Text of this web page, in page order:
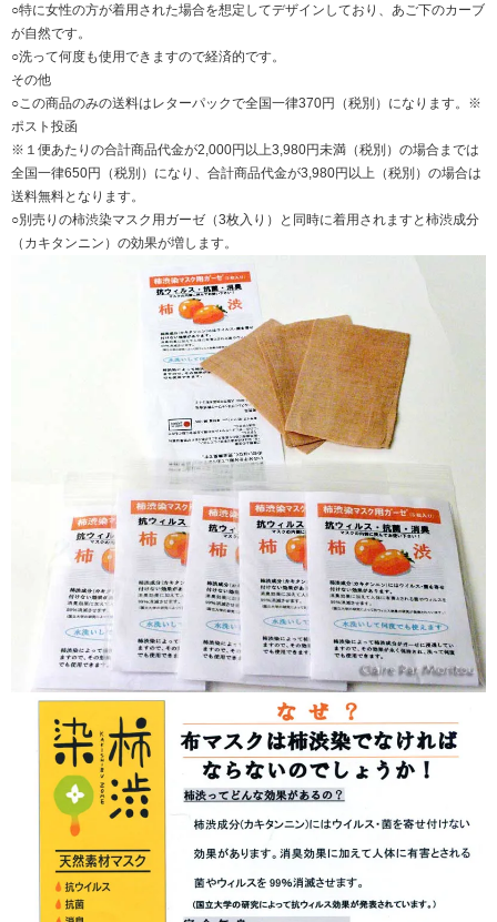
○特に女性の方が着用された場合を想定してデザインしており、あご下のカーブ
が自然です。
○洗って何度も使用できますので経済的です。
その他
○この商品のみの送料はレターパックで全国一律370円（税別）になります。※
ポスト投函
※１便あたりの合計商品代金が2,000円以上3,980円未満（税別）の場合までは
全国一律650円（税別）になり、合計商品代金が3,980円以上（税別）の場合は
送料無料となります。
○別売りの柿渋染マスク用ガーゼ（3枚入り）と同時に着用されますと柿渋成分
（カキタンニン）の効果が増します。